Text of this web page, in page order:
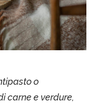
o
carne e verdure,